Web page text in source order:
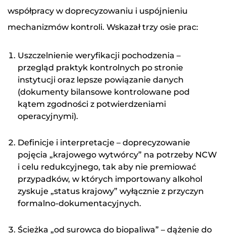
współpracy w doprecyzowaniu i uspójnieniu
mechanizmów kontroli. Wskazał trzy osie prac:
Uszczelnienie weryfikacji pochodzenia –
przegląd praktyk kontrolnych po stronie
instytucji oraz lepsze powiązanie danych
(dokumenty bilansowe kontrolowane pod
kątem zgodności z potwierdzeniami
operacyjnymi).
Definicje i interpretacje – doprecyzowanie
pojęcia „krajowego wytwórcy” na potrzeby NCW
i celu redukcyjnego, tak aby nie premiować
przypadków, w których importowany alkohol
zyskuje „status krajowy” wyłącznie z przyczyn
formalno-dokumentacyjnych.
Ścieżka „od surowca do biopaliwa” – dążenie do